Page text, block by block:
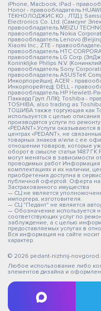
iPhone, Macbook, iPad -
Honor - правообладатель
ТЕКНОЛОДЖИС КО., ЛТД.);
Electronics Co. Ltd. (Самсунг
правообладатель MEIZU
правообладатель Nokia
правообладатель Lenovo
Xiaomi Inc.; ZTE -
правообладатель HTC
правообладатель LG Corp.
Koninklijke Philips N.V.
правообладатель Sony
правообладатель ASUSTeK
Инкорпорейшн); ACER -
Инкорпорейтед); DELL -
правообладатель HP Hewlett-
Паккард Груп ЛЛК); Toshiba -
TOSHIBA, also trading as
ТОШИБА также торгующая как
используется с целью
производятся услуги по
«PEDANT».Услуги
центрах «PEDANT», не
товарных знаков и/или с ее
отношении товаров, которые
оборот в смысле статьи 1487
могут меняться в зависимости
проводимых работ
комплектациях и их наличии,
приобретения доступна в
публичной офертой. Оферта
Застрахованного имущества
— СЦ не является
импортера, изготовителя.
— СЦ "Педант" не является
— Обозначение используется
соответствующих услуг по
заблуждение, а с целью
предоставляемых услугах в
Вся информация на сайте
характер.
© 2026 pedant-nizhnij-
Любое использование либо
элементов дизайна и